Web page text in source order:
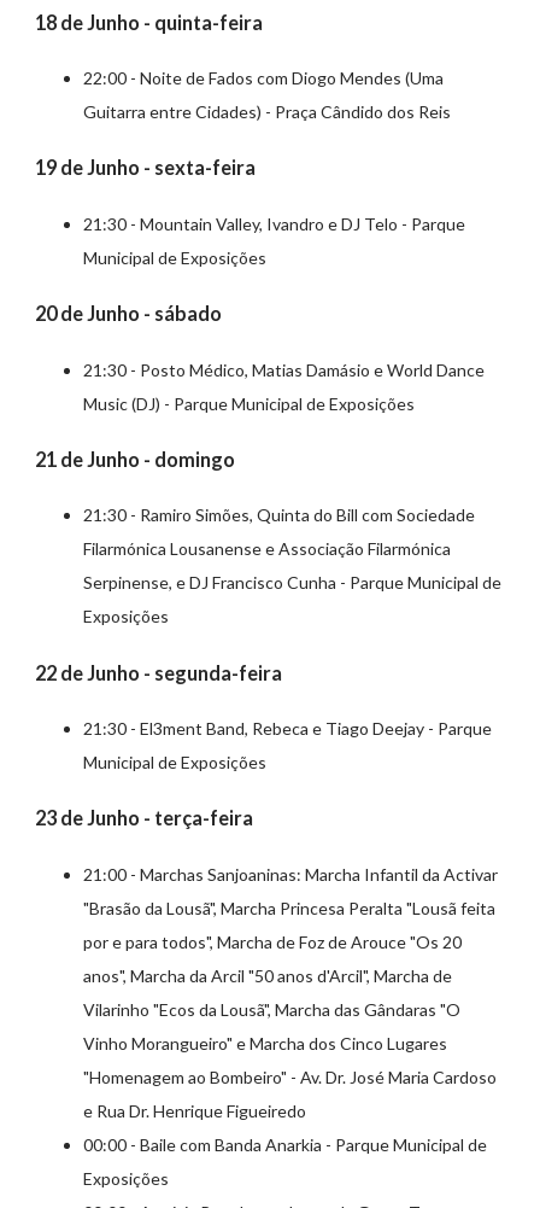
18 de Junho - quinta-feira
22:00 - Noite de Fados com Diogo Mendes (Uma
Guitarra entre Cidades) - Praça Cândido dos Reis
19 de Junho - sexta-feira
21:30 - Mountain Valley, Ivandro e DJ Telo - Parque
Municipal de Exposições
20 de Junho - sábado
21:30 - Posto Médico, Matias Damásio e World Dance
Music (DJ) - Parque Municipal de Exposições
21 de Junho - domingo
21:30 - Ramiro Simões, Quinta do Bill com Sociedade
Filarmónica Lousanense e Associação Filarmónica
Serpinense, e DJ Francisco Cunha - Parque Municipal de
Exposições
22 de Junho - segunda-feira
21:30 - El3ment Band, Rebeca e Tiago Deejay - Parque
Municipal de Exposições
23 de Junho - terça-feira
21:00 - Marchas Sanjoaninas: Marcha Infantil da Activar
"Brasão da Lousã", Marcha Princesa Peralta "Lousã feita
por e para todos", Marcha de Foz de Arouce "Os 20
anos", Marcha da Arcil "50 anos d'Arcil", Marcha de
Vilarinho "Ecos da Lousã", Marcha das Gândaras "O
Vinho Morangueiro" e Marcha dos Cinco Lugares
"Homenagem ao Bombeiro" - Av. Dr. José Maria Cardoso
e Rua Dr. Henrique Figueiredo
00:00 - Baile com Banda Anarkia - Parque Municipal de
Exposições